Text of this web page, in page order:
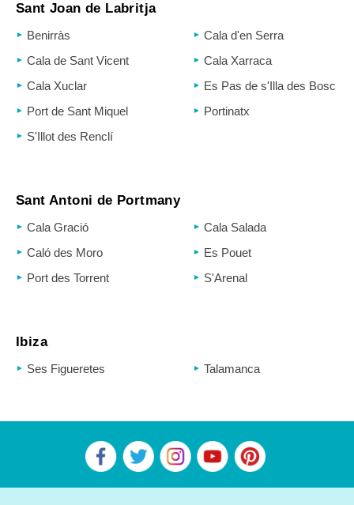
Sant Joan de Labritja
Benirràs
Cala d'en Serra
Cala de Sant Vicent
Cala Xarraca
Cala Xuclar
Es Pas de s'Illa des Bosc
Port de Sant Miquel
Portinatx
S'Illot des Renclí
Sant Antoni de Portmany
Cala Gració
Cala Salada
Caló des Moro
Es Pouet
Port des Torrent
S'Arenal
Ibiza
Ses Figueretes Talamanca